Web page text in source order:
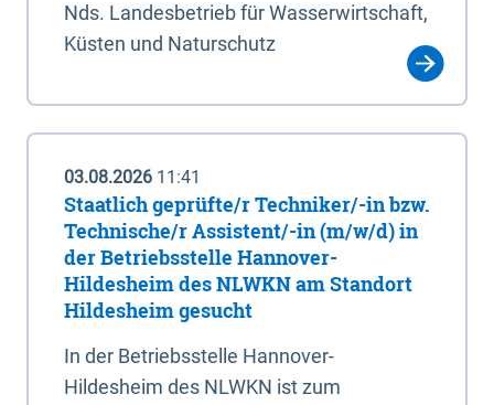
Nds. Landesbetrieb für Wasserwirtschaft,
Küsten und Naturschutz
03.08.2026 11:41
Staatlich geprüfte/r Techniker/-in bzw.
Technische/r Assistent/-in (m/w/d) in
der Betriebsstelle Hannover-
Hildesheim des NLWKN am Standort
Hildesheim gesucht
In der Betriebsstelle Hannover-
Hildesheim des NLWKN ist zum